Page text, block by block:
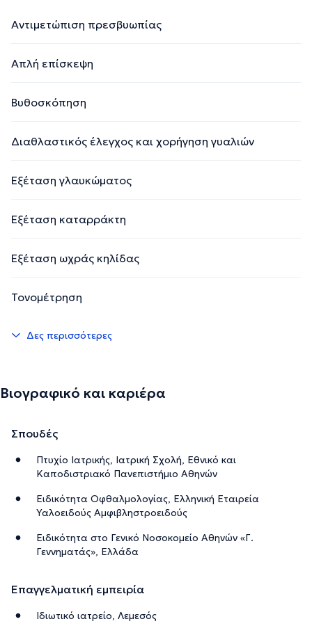
Αντιμετώπιση πρεσβυωπίας
Απλή επίσκεψη
Βυθοσκόπηση
Διαθλαστικός έλεγχος και χορήγηση γυαλιών
Εξέταση γλαυκώματος
Εξέταση καταρράκτη
Εξέταση ωχράς κηλίδας
Τονομέτρηση
Δες περισσότερες
Βιογραφικό και καριέρα
Σπουδές
Πτυχίο Ιατρικής, Ιατρική Σχολή, Εθνικό και
Καποδιστριακό Πανεπιστήμιο Αθηνών
Ειδικότητα Οφθαλμολογίας, Ελληνική Εταιρεία
Υαλοειδούς Αμφιβληστροειδούς
Ειδικότητα στο Γενικό Νοσοκομείο Αθηνών «Γ.
Γεννηματάς», Ελλάδα
Επαγγελματική εμπειρία
Ιδιωτικό ιατρείο, Λεμεσός